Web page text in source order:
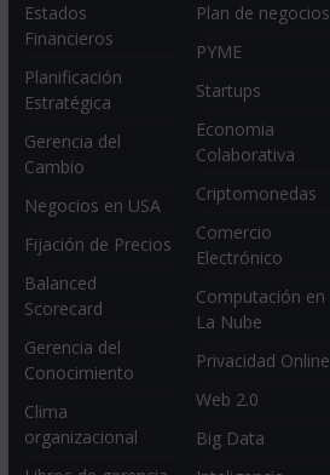
Estados
Financieros
Planificación
Estratégica
Gerencia del
Cambio
Negocios en USA
Fijación de Precios
Balanced
Scorecard
Gerencia del
Conocimiento
Clima
organizacional
Plan de negocios
PYME
Startups
Economia
Colaborativa
Criptomonedas
Comercio
Electrónico
Computación en
La Nube
Privacidad Online
Web 2.0
Big Data